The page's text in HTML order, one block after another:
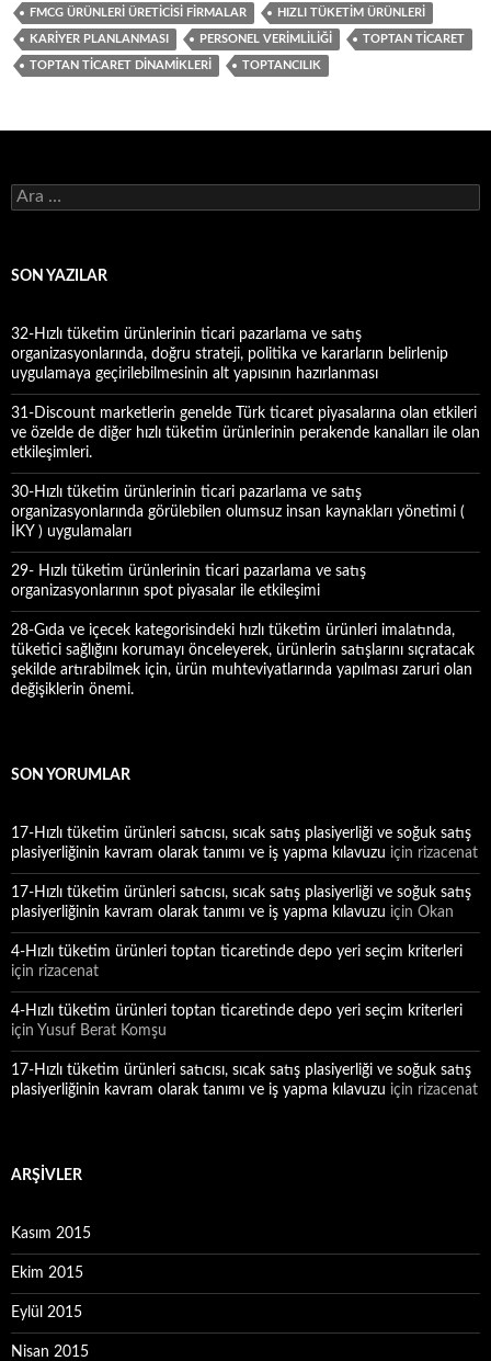
FMCG ÜRÜNLERI ÜRETICISI FIRMALAR HIZLI TÜKETIM ÜRÜNLERI
KARIYER PLANLANMASI PERSONEL VERIMLILIĞI TOPTAN TICARET
TOPTAN TICARET DINAMIKLERI TOPTANCILIK
A
r
a
SON YAZILAR
32-Hızlı tüketim ürünlerinin ticari pazarlama ve satış
organizasyonlarında, doğru strateji, politika ve kararların belirlenip
uygulamaya geçirilebilmesinin alt yapısının hazırlanması
31-Discount marketlerin genelde Türk ticaret piyasalarına olan etkileri
ve özelde de diğer hızlı tüketim ürünlerinin perakende kanalları ile olan
etkileşimleri.
30-Hızlı tüketim ürünlerinin ticari pazarlama ve satış
organizasyonlarında görülebilen olumsuz insan kaynakları yönetimi (
İKY ) uygulamaları
29- Hızlı tüketim ürünlerinin ticari pazarlama ve satış
organizasyonlarının spot piyasalar ile etkileşimi
28-Gıda ve içecek kategorisindeki hızlı tüketim ürünleri imalatında,
tüketici sağlığını korumayı önceleyerek, ürünlerin satışlarını sıçratacak
şekilde artırabilmek için, ürün muhteviyatlarında yapılması zaruri olan
değişiklerin önemi.
SON YORUMLAR
17-Hızlı tüketim ürünleri satıcısı, sıcak satış plasiyerliği ve soğuk satış
plasiyerliğinin kavram olarak tanımı ve iş yapma kılavuzu için rizacenat
17-Hızlı tüketim ürünleri satıcısı, sıcak satış plasiyerliği ve soğuk satış
plasiyerliğinin kavram olarak tanımı ve iş yapma kılavuzu için Okan
4-Hızlı tüketim ürünleri toptan ticaretinde depo yeri seçim kriterleri
için rizacenat
4-Hızlı tüketim ürünleri toptan ticaretinde depo yeri seçim kriterleri
için Yusuf Berat Komşu
17-Hızlı tüketim ürünleri satıcısı, sıcak satış plasiyerliği ve soğuk satış
plasiyerliğinin kavram olarak tanımı ve iş yapma kılavuzu için rizacenat
ARŞIVLER
Kasım 2015
Ekim 2015
Eylül 2015
Nisan 2015